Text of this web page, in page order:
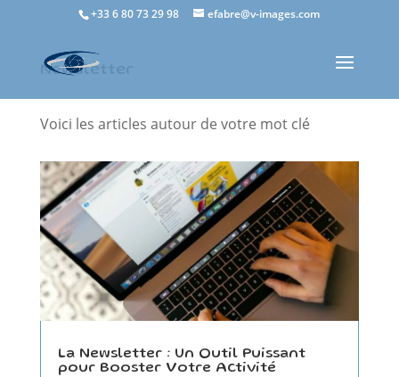
+33 6 80 73 29 98 efabre@v-images.com
Newsletter
Voici les articles autour de votre mot clé
La Newsletter : Un Outil Puissant
pour Booster Votre Activité